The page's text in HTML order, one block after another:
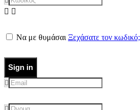
Να με θυμάσαι Ξεχάσατε τον κωδικό;
Sign in